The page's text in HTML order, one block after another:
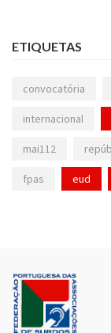
ETIQUETAS
convocatória
internacional
mai112
fpas eud